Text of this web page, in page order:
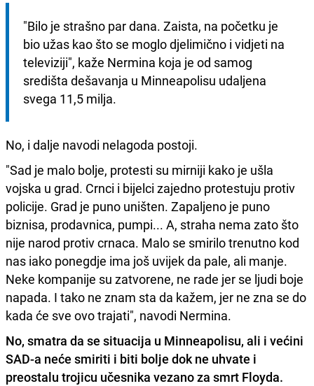
"Bilo je strašno par dana. Zaista, na početku je
bio užas kao što se moglo djelimično i vidjeti na
televiziji", kaže Nermina koja je od samog
središta dešavanja u Minneapolisu udaljena
svega 11,5 milja.
No, i dalje navodi nelagoda postoji.
"Sad je malo bolje, protesti su mirniji kako je ušla
vojska u grad. Crnci i bijelci zajedno protestuju protiv
policije. Grad je puno uništen. Zapaljeno je puno
biznisa, prodavnica, pumpi... A, straha nema zato što
nije narod protiv crnaca. Malo se smirilo trenutno kod
nas iako ponegdje ima još uvijek da pale, ali manje.
Neke kompanije su zatvorene, ne rade jer se ljudi boje
napada. I tako ne znam sta da kažem, jer ne zna se do
kada će sve ovo trajati", navodi Nermina.
No, smatra da se situacija u Minneapolisu, ali i većini
SAD-a neće smiriti i biti bolje dok ne uhvate i
preostalu trojicu učesnika vezano za smrt Floyda.